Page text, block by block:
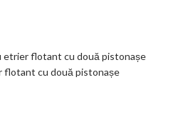
etrier flotant cu două pistonașe
flotant cu două pistonașe